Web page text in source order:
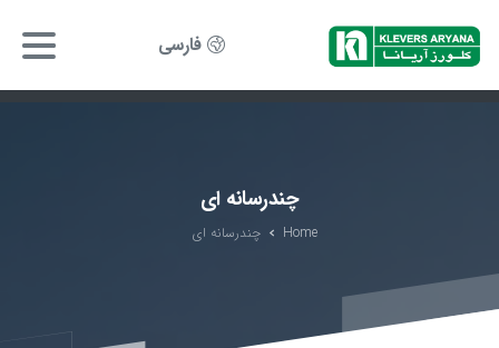
فارسی
چندرسانه ای
Home چندرسانه ای